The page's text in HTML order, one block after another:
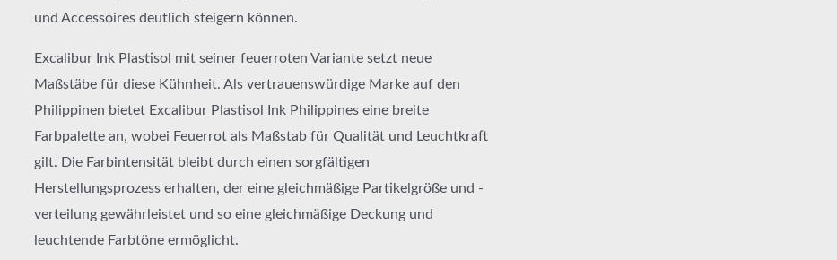
und Accessoires deutlich steigern können.
Excalibur Ink Plastisol mit seiner feuerroten Variante setzt neue
Maßstäbe für diese Kühnheit. Als vertrauenswürdige Marke auf den
Philippinen bietet Excalibur Plastisol Ink Philippines eine breite
Farbpalette an, wobei Feuerrot als Maßstab für Qualität und Leuchtkraft
gilt. Die Farbintensität bleibt durch einen sorgfältigen
Herstellungsprozess erhalten, der eine gleichmäßige Partikelgröße und -
verteilung gewährleistet und so eine gleichmäßige Deckung und
leuchtende Farbtöne ermöglicht.